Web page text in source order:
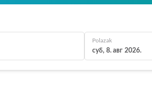
Polazak
суб, 8. авг 2026.